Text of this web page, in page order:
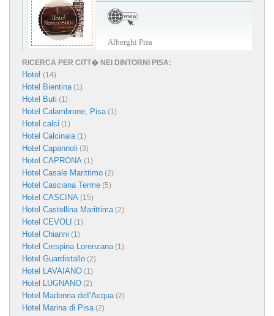
Alberghi Pisa
RICERCA PER CITT� NEI DINTORNI PISA:
Hotel (14)
Hotel Bientina(1)
Hotel Buti (1)
Hotel Calambrone, Pisa(1)
Hotel calci (1)
Hotel Calcinaia(1)
Hotel Capannoli (3)
Hotel CAPRONA (1)
Hotel Casale Marittimo (2)
Hotel Casciana Terme (5)
Hotel CASCINA (15)
Hotel Castellina Marittima(2)
Hotel CEVOLI (1)
Hotel Chianni (1)
Hotel Crespina Lorenzana(1)
Hotel Guardistallo (2)
Hotel LAVAIANO (1)
Hotel LUGNANO (2)
Hotel Madonna dell'Acqua(2)
Hotel Marina di Pisa(2)